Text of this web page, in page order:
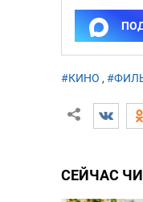
#КИНО ,
СЕЙЧАС